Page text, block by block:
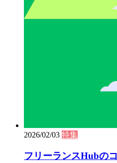
2026/02/03 特集
フリーランスHubの